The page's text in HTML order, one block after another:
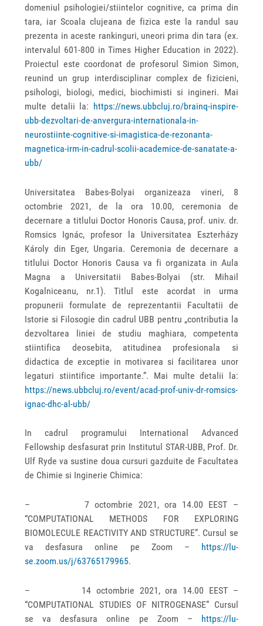
domeniul psihologiei/stiintelor cognitive, ca prima din
tara, iar Scoala clujeana de fizica este la randul sau
prezenta in aceste rankinguri, uneori prima din tara (ex.
intervalul 601-800 in Times Higher Education in 2022).
Proiectul este coordonat de profesorul Simion Simon,
reunind un grup interdisciplinar complex de fizicieni,
psihologi, biologi, medici, biochimisti si ingineri. Mai
multe detalii la: https://news.ubbcluj.ro/brainq-inspire-
ubb-dezvoltari-de-anvergura-internationala-in-
neurostiinte-cognitive-si-imagistica-de-rezonanta-
magnetica-irm-in-cadrul-scolii-academice-de-sanatate-a-
ubb/
Universitatea Babes-Bolyai organizeaza vineri, 8
octombrie 2021, de la ora 10.00, ceremonia de
decernare a titlului Doctor Honoris Causa, prof. univ. dr.
Romsics Ignác, profesor la Universitatea Eszterházy
Károly din Eger, Ungaria. Ceremonia de decernare a
titlului Doctor Honoris Causa va fi organizata in Aula
Magna a Universitatii Babes-Bolyai (str. Mihail
Kogalniceanu, nr.1). Titlul este acordat in urma
propunerii formulate de reprezentantii Facultatii de
Istorie si Filosogie din cadrul UBB pentru „contributia la
dezvoltarea liniei de studiu maghiara, competenta
stiintifica deosebita, atitudinea profesionala si
didactica de exceptie in motivarea si facilitarea unor
legaturi stiintifice importante.”. Mai multe detalii la:
https://news.ubbcluj.ro/event/acad-prof-univ-dr-romsics-
ignac-dhc-al-ubb/
In cadrul programului International Advanced
Fellowship desfasurat prin Institutul STAR-UBB, Prof. Dr.
Ulf Ryde va sustine doua cursuri gazduite de Facultatea
de Chimie si Inginerie Chimica:
– 7 octombrie 2021, ora 14.00 EEST –
“COMPUTATIONAL METHODS FOR EXPLORING
BIOMOLECULE REACTIVITY AND STRUCTURE”. Cursul se
va desfasura online pe Zoom – https://lu-
se.zoom.us/j/63765179965.
– 14 octombrie 2021, ora 14.00 EEST –
“COMPUTATIONAL STUDIES OF NITROGENASE” Cursul
se va desfasura online pe Zoom – https://lu-